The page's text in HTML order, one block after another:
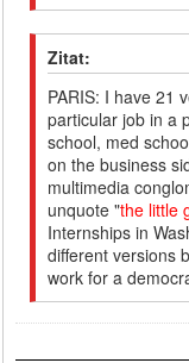
Zitat:
PARIS: I have 21
particular job in a
school, med
on the business
multimedia
unquote "the little
Internships in
different versions
work for a